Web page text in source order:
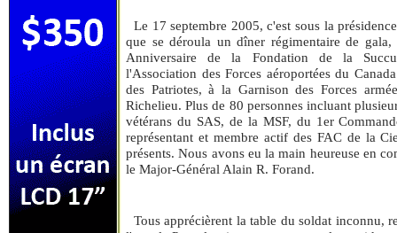
Le 17 septembre 2005, c'est sous la
que se déroula un dîner régimentaire de
Anniversaire de la Fondation de la
l'Association des Forces aéroportées du
des Patriotes, à la Garnison des Forces
Richelieu. Plus de 80 personnes incluant
vétérans du SAS, de la MSF, du 1er
représentant et membre actif des FAC de la
présents. Nous avons eu la main heureuse en
le Major-Général Alain R. Forand.
Tous apprécièrent la table du soldat inconnu,